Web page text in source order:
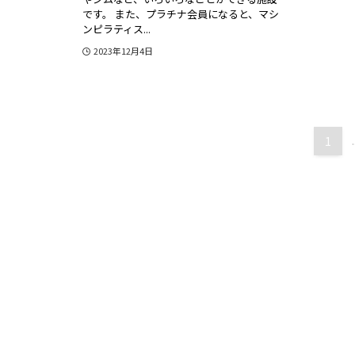
です。 また、プラチナ会員になると、マシ
ンピラティス...
2023年12月4日
1